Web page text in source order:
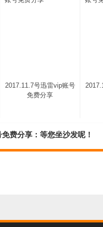
2017.11.7号迅雷vip账号
免费分享
费分享：等您坐沙发呢！